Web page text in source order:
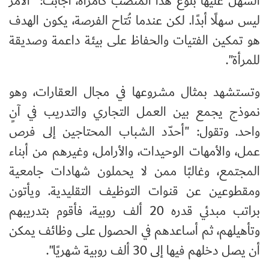
ليس سهلًا أبدًا. لكن عندما تُتاح الفرصة، يكون الهدف
هو تمكين الفتيات والحفاظ على بيئة داعمة وصديقة
للمرأة".
وتستشهد بمثال مشروعها في مجال العقارات، وهو
نموذج يجمع بين العمل التجاري والتدريب في آنٍ
واحد. وتقول: "أحدّد الشباب المحتاجين إلى فرص
عمل، والأمهات الوحيدات، والأرامل، وغيرهم من أبناء
المجتمع، وغالبًا ممن لا يحملون شهادات جامعية
ومقطوعين عن قنوات التوظيف التقليدية. ويأتون
براتب مبدئي قدره 20 ألف روبية، فأقوم بتدريبهم
وتأهيلهم، ثم أساعدهم في الحصول على وظائف يمكن
أن يصل دخلهم فيها إلى 30 ألف روبية شهريًا".